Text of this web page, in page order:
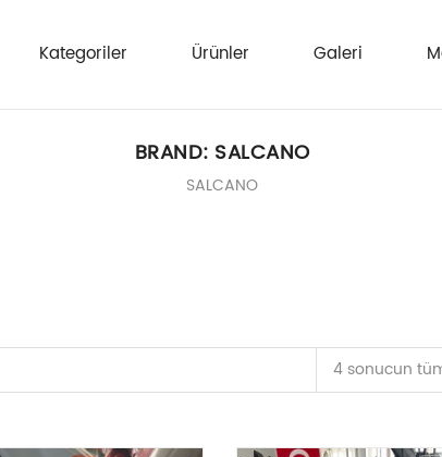
Kategoriler Ürünler Galeri
BRAND: SALCANO
SALCANO
4 sonucun